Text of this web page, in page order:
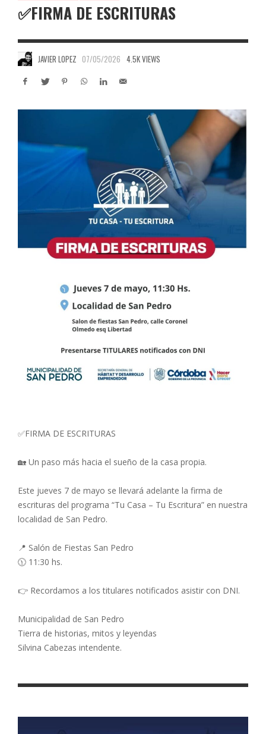
✅FIRMA DE ESCRITURAS
JAVIER LOPEZ 07/05/2026 4.5K VIEWS
✅FIRMA DE ESCRITURAS
🏡 Un paso más hacia el sueño de la casa propia.
Este jueves 7 de mayo se llevará adelante la firma de
escrituras del programa “Tu Casa – Tu Escritura” en nuestra
localidad de San Pedro.
📍 Salón de Fiestas San Pedro
🕦 11:30 hs.
👉 Recordamos a los titulares notificados asistir con DNI.
Municipalidad de San Pedro
Tierra de historias, mitos y leyendas
Silvina Cabezas intendente.